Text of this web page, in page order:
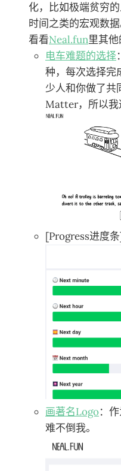
化，比如极端贫穷
时间之类的宏观数
看看Neal.fun里其
电车难题的选择
种，每次选择完
少人和你做了共
Matter，所以我
[Progress进度
画著名Logo：
难不倒我。